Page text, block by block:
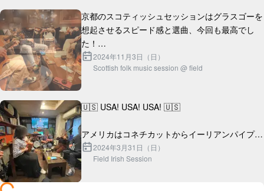
京都のスコティッシュセッションはグラスゴーを
想起させるスピード感と選曲、今回も最高でし
た！
ところで近くに席からすごい楽しそうにセッショ
2024年11月3日（日）
Scottish folk music session @ field
🇺🇸 USA! USA! USA! 🇺🇸
アメリカはコネチカットからイーリアンパイプ奏
者のナイスなクールガイ、ジョナサンがやってき
た！
2024年3月31日（日）
Field Irish Session